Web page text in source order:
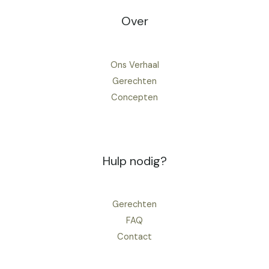
Over
Ons Verhaal
Gerechten
Concepten
Hulp nodig?
Gerechten
FAQ
Contact